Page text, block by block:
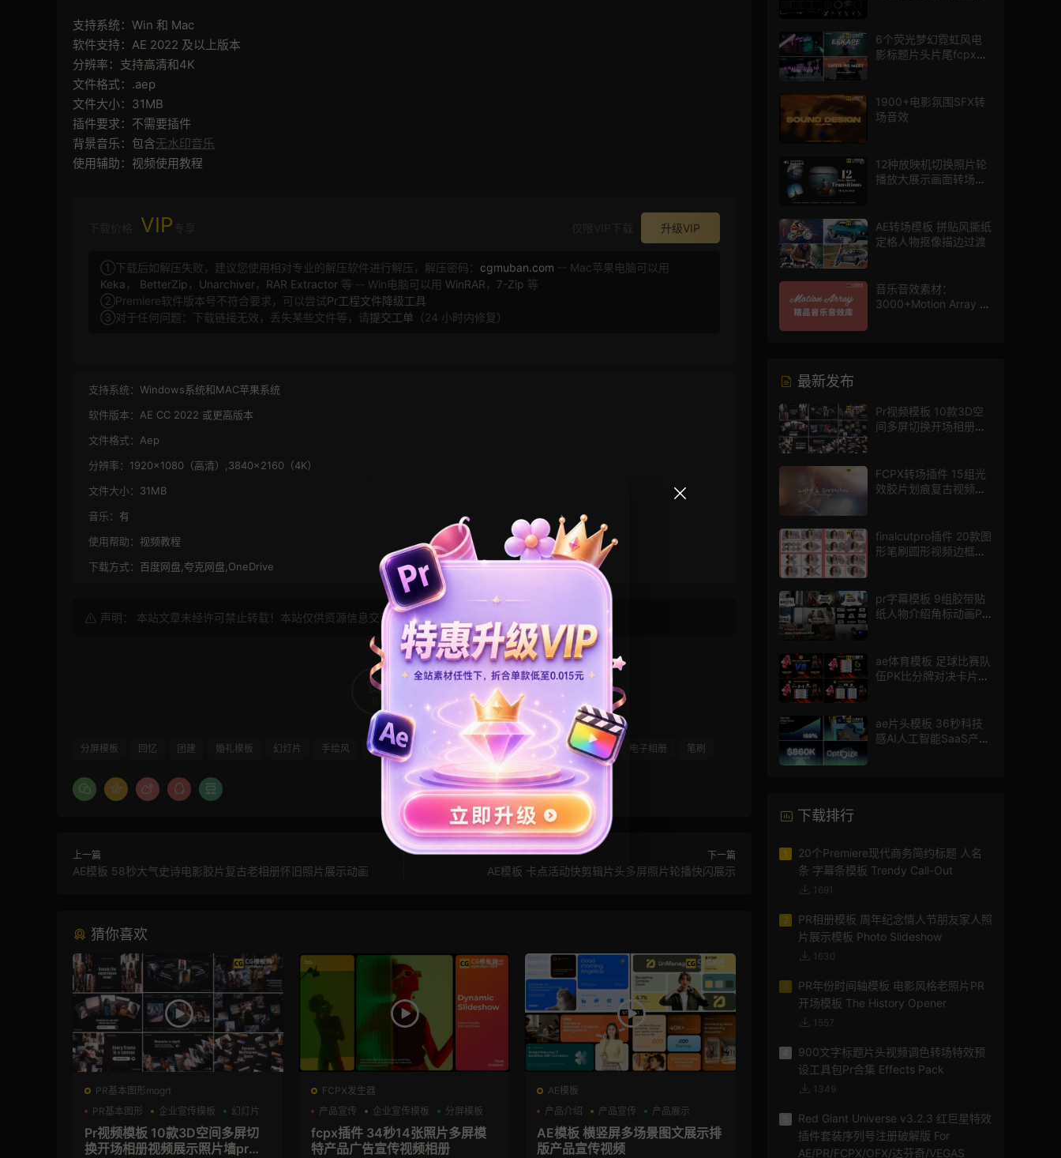
支持系统：Win 和 Mac
软件支持：AE 2022 及以上版本
分辨率：支持高清和4K
文件格式：.aep
文件大小：31MB
插件要求：不需要插件
背景音乐：包含无水印音乐
使用辅助：视频使用教程
VIP 升级VIP
①下载后如解压失败，建议您使用相对专业的解压软件进行解压，解压密码： cgmuban.com -- Mac苹果电脑可以用
Keka ， BetterZip ， Unarchiver， RAR Extractor 等 -- Win电脑可以用 WinRAR ， 7-Zip 等
②Premiere软件版本号不符合要求，可以尝试Pr工程文件降级工具
③对于任何问题：下载链接无效，丢失某些文件等，请提交工单 （24 小时内修复）
支持系统： Windows系统和MAC苹果系统
软件版本： AE CC 2022 或更高版本
文件格式： Aep
分辨率： 1920×1080（高清）,3840×2160（4K）
文件大小： 31MB
音乐： 有
使用帮助： 视频教程
下载方式： 百度网盘,夸克网盘,OneDrive
声明： 本站文章未经许可禁止转载！本站仅供资源信息交流学习， 版权说明
分屏模板 回忆 团建 婚礼模板 幻灯片 手绘风 拼接 旅行模板 毕业模板 照片墙 照片轮播 电子相册 笔刷
上一篇
AE模板 58秒大气史诗电影胶片复古老相册怀旧照片展示动画
下一篇
AE模板 卡点活动快剪辑片头多屏照片轮播快闪展示
猜你喜欢
PR基本图形mogrt
PR基本图形
企业宣传模板 幻灯片
Pr视频模板 10款3D空间多屏切
换开场相册视频展示照片墙pr模
FCPX发生器
产品宣传
企业宣传模板 分屏模板
fcpx插件 34秒14张照片多屏模
特产品广告宣传视频相册
AE模板
产品介绍
产品宣传 产品展示
AE模板 横竖屏多场景图文展示排
版产品宣传视频
6个荧光梦幻霓虹风电
影标题片头片尾fcpx插
1900+电影氛围SFX转
场音效
12种放映机切换照片轮
播放大展示画面转场动
AE转场模板 拼贴风撕纸
定格人物抠像描边过渡
音乐音效素材：
3000+Motion Array 影
最新发布
Pr视频模板 10款3D空
间多屏切换开场相册视
FCPX转场插件 15组光
效胶片划痕复古视频过
finalcutpro插件 20款图
形笔刷圆形视频边框遮
pr字幕模板 9组胶带贴
纸人物介绍角标动画PR
ae体育模板 足球比赛队
伍PK比分牌对决卡片球
ae片头模板 36秒科技
感AI人工智能SaaS产品
下载排行
1
20个Premiere现代商务简约标题 人名
条 字幕条模板 Trendy Call-Out
1691
2
PR相册模板 周年纪念情人节朋友家人照
片展示模板 Photo Slideshow
1630
3
PR年份时间轴模板 电影风格老照片PR
开场模板 The History Opener
1557
900文字标题片头视频调色转场特效预
设工具包Pr合集 Effects Pack
1349
Red Giant Universe v3.2.3 红巨星特效
插件套装序列号注册破解版 For
AE/PR/FCPX/OFX/达芬奇/VEGAS